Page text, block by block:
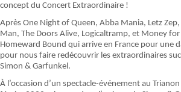
concept du Concert Extraordinaire !
Après One Night of Queen, Abba Mania, Letz Zep,
Man, The Doors Alive, Logicaltramp, et Money
Homeward Bound qui arrive en France pour une
pour nous faire redécouvrir les extraordinaires
Simon & Garfunkel.
À l’occasion d’un spectacle-événement au Trianon